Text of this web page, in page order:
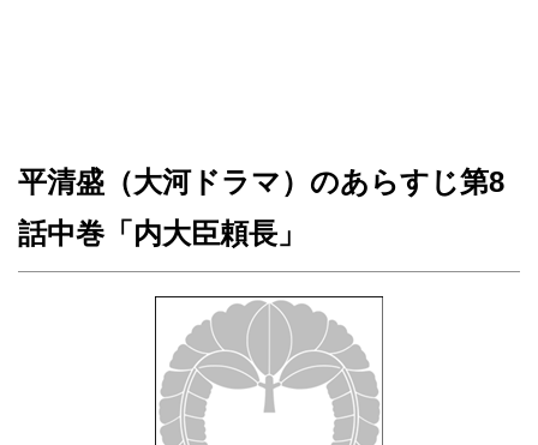
平清盛（大河ドラマ）のあらすじ第8
話中巻「内大臣頼長」